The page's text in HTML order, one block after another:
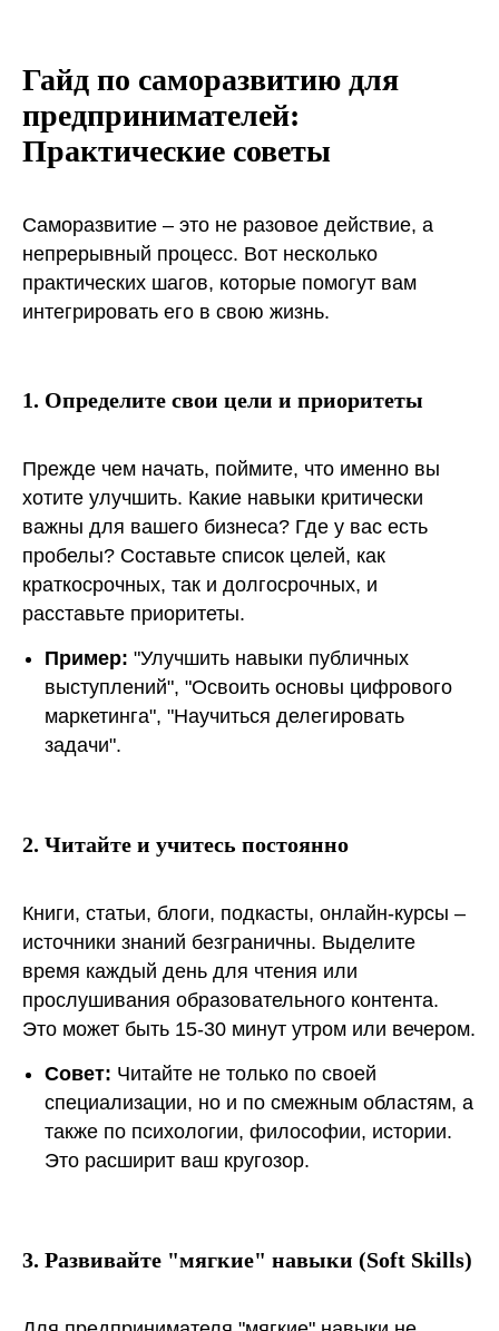
Гайд по саморазвитию для
предпринимателей:
Практические советы
Саморазвитие – это не разовое действие, а
непрерывный процесс. Вот несколько
практических шагов, которые помогут вам
интегрировать его в свою жизнь.
1. Определите свои цели и приоритеты
Прежде чем начать, поймите, что именно вы
хотите улучшить. Какие навыки критически
важны для вашего бизнеса? Где у вас есть
пробелы? Составьте список целей, как
краткосрочных, так и долгосрочных, и
расставьте приоритеты.
Пример: "Улучшить навыки публичных
выступлений", "Освоить основы цифрового
маркетинга", "Научиться делегировать
задачи".
2. Читайте и учитесь постоянно
Книги, статьи, блоги, подкасты, онлайн-курсы –
источники знаний безграничны. Выделите
время каждый день для чтения или
прослушивания образовательного контента.
Это может быть 15-30 минут утром или вечером.
Совет: Читайте не только по своей
специализации, но и по смежным областям, а
также по психологии, философии, истории.
Это расширит ваш кругозор.
3. Развивайте "мягкие" навыки (Soft Skills)